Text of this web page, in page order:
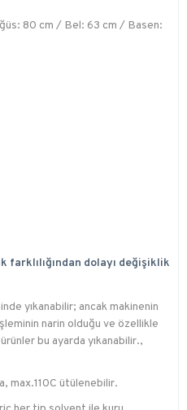
80 cm / Bel: 63 cm / Basen:
farklılığından dolayı değişiklik
yıkanabilir; ancak makinenin
narin olduğu ve özellikle
bu ayarda yıkanabilir.,
max.110C ütülenebilir.